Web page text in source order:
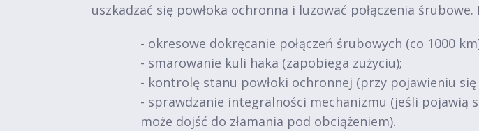
uszkadzać się powłoka ochronna i luzować połączenia
- okresowe dokręcanie połączeń śrubowych (co 1000
- smarowanie kuli haka (zapobiega zużyciu);
- kontrolę stanu powłoki ochronnej (przy pojawieniu
- sprawdzanie integralności mechanizmu (jeśli pojawią
może dojść do złamania pod obciążeniem).